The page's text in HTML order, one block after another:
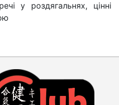
у роздягальнях, цінні